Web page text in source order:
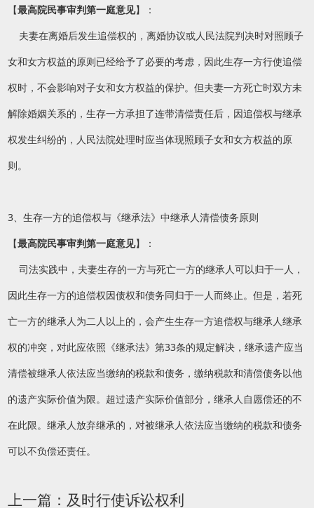
【最高院民事审判第一庭意见】：
夫妻在离婚后发生追偿权的，离婚协议或人民法院判决时对照顾子
女和女方权益的原则已经给予了必要的考虑，因此生存一方行使追偿
权时，不会影响对子女和女方权益的保护。但夫妻一方死亡时双方未
解除婚姻关系的，生存一方承担了连带清偿责任后，因追偿权与继承
权发生纠纷的，人民法院处理时应当体现照顾子女和女方权益的原
则。
3、生存一方的追偿权与《继承法》中继承人清偿债务原则
【最高院民事审判第一庭意见】：
司法实践中，夫妻生存的一方与死亡一方的继承人可以归于一人，
因此生存一方的追偿权因债权和债务同归于一人而终止。但是，若死
亡一方的继承人为二人以上的，会产生生存一方追偿权与继承人继承
权的冲突，对此应依照《继承法》第33条的规定解决，继承遗产应当
清偿被继承人依法应当缴纳的税款和债务，缴纳税款和清偿债务以他
的遗产实际价值为限。超过遗产实际价值部分，继承人自愿偿还的不
在此限。继承人放弃继承的，对被继承人依法应当缴纳的税款和债务
可以不负偿还责任。
上一篇： 及时行使诉讼权利